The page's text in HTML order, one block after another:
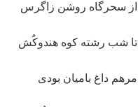
از سحرگاه روشن زاگرس
تا شب رشته کوه هندوکُش
مرهم داغ بامیان بودی